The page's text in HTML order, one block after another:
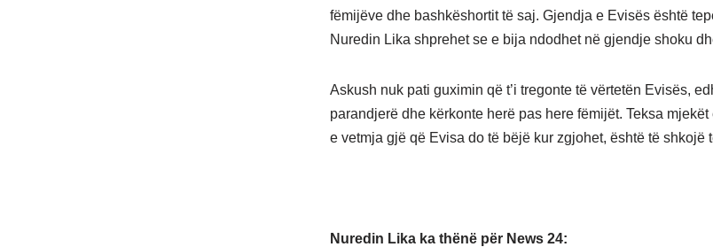
fëmijëve dhe bashkëshortit të saj. Gjendja e Evisës është
Nuredin Lika shprehet se e bija ndodhet në gjendje shoku
Askush nuk pati guximin që t’i tregonte të vërtetën Evisës,
parandjerë dhe kërkonte herë pas here fëmijët. Teksa
e vetmja gjë që Evisa do të bëjë kur zgjohet, është të shkojë
Nuredin Lika ka thënë për News 24: